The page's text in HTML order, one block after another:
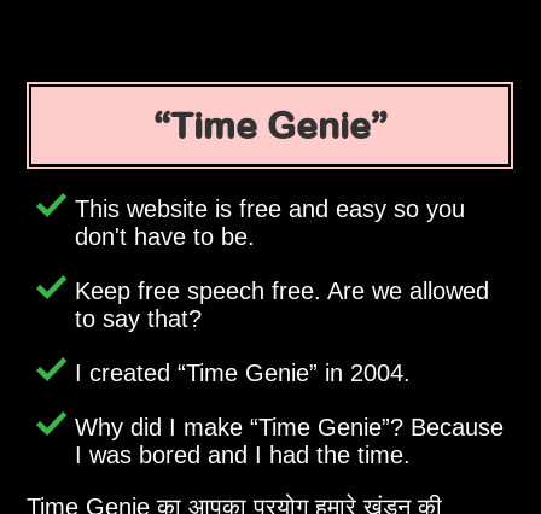
Time Genie
This website is free and easy so you
don't have to be.
Keep free speech free. Are we allowed
to say that?
I created Time Genie in 2004.
Why did I make Time Genie ? Because
I was bored and I had the time.
Time Genie का आपका प्रयोग हमारे खंडन की